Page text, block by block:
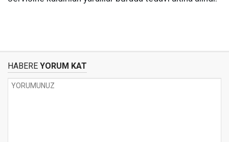
HABERE YORUM KAT